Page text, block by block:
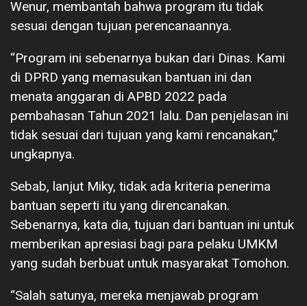
Wenur, membantah bahwa program itu tidak
sesuai dengan tujuan perencanaannya.
“Program ini sebenarnya bukan dari Dinas. Kami
di DPRD yang memasukan bantuan ini dan
menata anggaran di APBD 2022 pada
pembahasan Tahun 2021 lalu. Dan penjelasan ini
tidak sesuai dari tujuan yang kami rencanakan,”
ungkapnya.
Sebab, lanjut Miky, tidak ada kriteria penerima
bantuan seperti itu yang direncanakan.
Sebenarnya, kata dia, tujuan dari bantuan ini untuk
memberikan apresiasi bagi para pelaku UMKM
yang sudah berbuat untuk masyarakat Tomohon.
“Salah satunya, mereka menjawab program